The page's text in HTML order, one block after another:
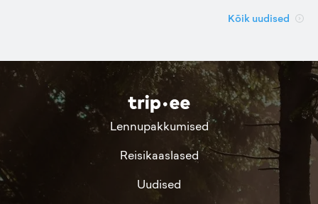
Kõik uudised
Lennupakkumised
Reisikaaslased
Uudised